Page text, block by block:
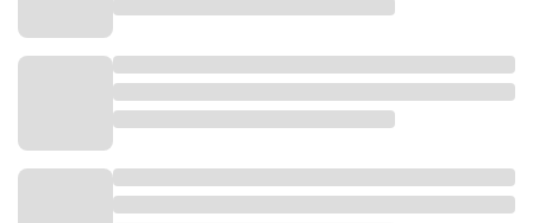
akan dilakukan melalui Konjen RI di Chicago.